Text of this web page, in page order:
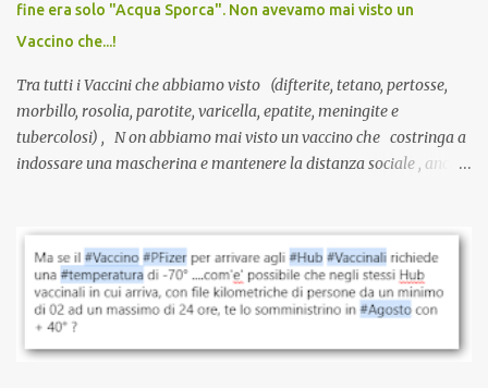
serve una prescrizione. Non c’è diagnosi. Non c’è presa in carico.
L’unico atto richiesto è una fi...
fine era solo "Acqua Sporca". Non avevamo mai visto un
Vaccino che...!
Tra tutti i Vaccini che abbiamo visto (difterite, tetano, pertosse,
morbillo, rosolia, parotite, varicella, epatite, meningite e
tubercolosi) , N on abbiamo mai visto un vaccino che costringa a
indossare una mascherina e mantenere la distanza sociale , anche
vaccinazione. Non avevamo mai sentito parlare di ricompense,
sconti, incentivi per vaccinarsi. Non avevamo mai visto
discriminazioni per coloro che non l’hanno fatto. Se non sei stato
vaccinato, nessuno aveva prima cercato di farti sentire una
persona cattiva. Non avevamo mai visto un vaccino che minacci le